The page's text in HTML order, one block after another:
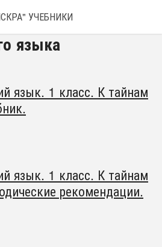
УЧЕБНИКИ
языка
язык. 1 класс. К тайнам
язык. 1 класс. К тайнам
рекомендации.